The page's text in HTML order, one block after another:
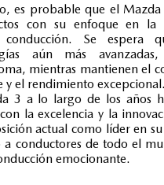
es probable que el
con su enfoque en la
Se espera
aún más
mientras mantienen el
y el rendimiento excepcional.
3 a lo largo de los años
la excelencia y la
actual como líder en
conductores de todo el
emocionante.